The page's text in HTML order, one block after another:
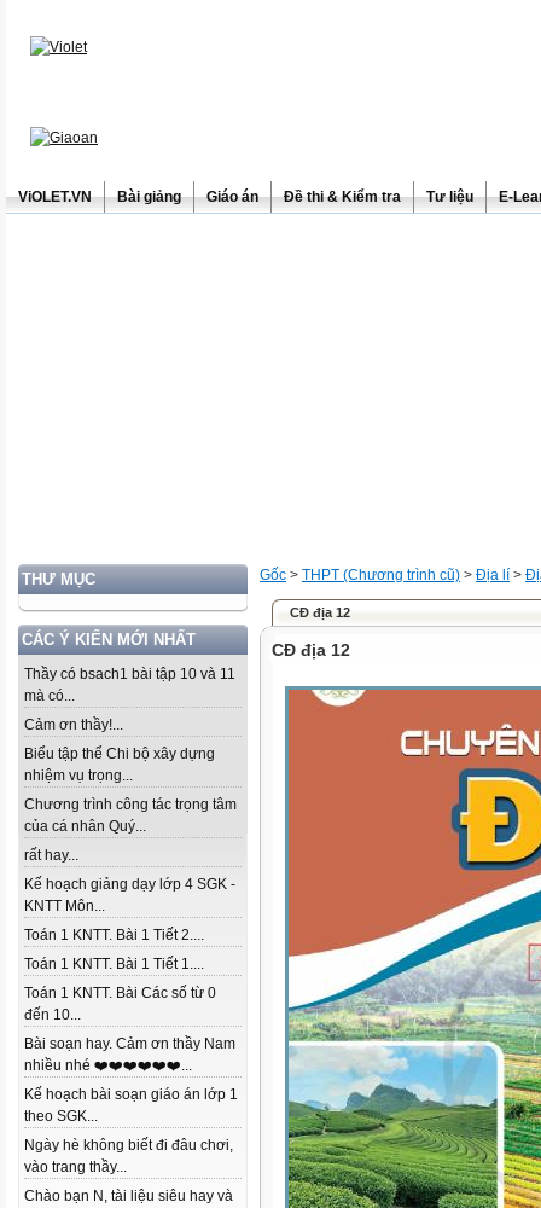
ViOLET.VN Bài giảng Giáo án Đề thi & Kiểm tra Tư liệu E-
THƯ MỤC
CÁC Ý KIẾN MỚI NHẤT
Thầy có bsach1 bài tập 10 và 11
mà có...
Cảm ơn thầy!...
Biểu tập thể Chi bộ xây dựng
nhiệm vụ trọng...
Chương trình công tác trọng tâm
của cá nhân Quý...
rất hay...
Kế hoạch giảng dạy lớp 4 SGK -
KNTT Môn...
Toán 1 KNTT. Bài 1 Tiết 2....
Toán 1 KNTT. Bài 1 Tiết 1....
Toán 1 KNTT. Bài Các số từ 0
đến 10...
Bài soạn hay. Cảm ơn thầy Nam
nhiều nhé ❤️❤️❤️❤️❤️❤️...
Kế hoạch bài soạn giáo án lớp 1
theo SGK...
Ngày hè không biết đi đâu chơi,
vào trang thầy...
Chào bạn N, tài liệu siêu hay và
Gốc > THPT (Chương trình cũ) > Địa lí >
CĐ địa 12
CĐ địa 12